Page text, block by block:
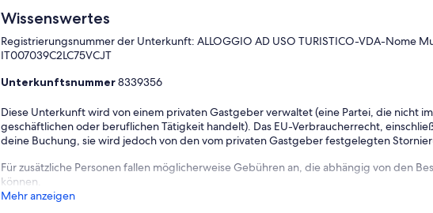
Wissenswertes
Registrierungsnummer der Unterkunft: ALLOGGIO AD USO TURISTICO-VDA-Nome
IT007039C2LC75VCJT
Unterkunftsnummer8339356
Diese Unterkunft wird von einem privaten Gastgeber verwaltet (eine Partei, die nicht
geschäftlichen oder beruflichen Tätigkeit handelt). Das EU-Verbraucherrecht,
deine Buchung, sie wird jedoch von den vom privaten Gastgeber festgelegten
Für zusätzliche Personen fallen möglicherweise Gebühren an, die abhängig von den
können.
Mehr anzeigen